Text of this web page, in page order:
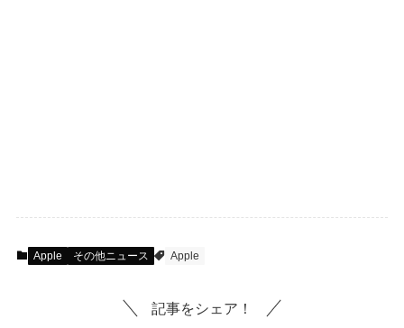
Apple その他ニュース Apple
記事をシェア！